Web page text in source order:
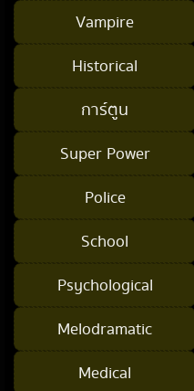
Vampire
Historical
การ์ตูน
Super Power
Police
School
Psychological
Melodramatic
Medical